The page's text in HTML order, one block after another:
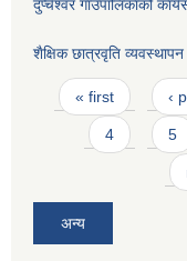
दुप्चेश्वर गाउँपालिकाको
शैक्षिक छात्रवृति व्यवस्थापन
Pages
« first ‹
4 5
अन्य